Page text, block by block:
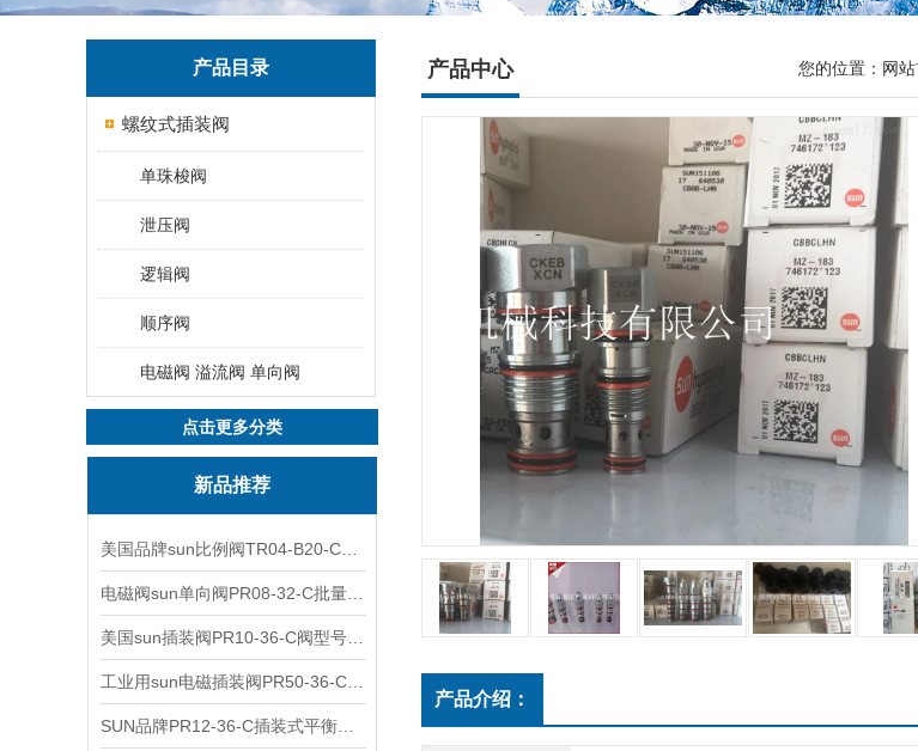
产品目录
螺纹式插装阀
单珠梭阀
泄压阀
逻辑阀
顺序阀
电磁阀 溢流阀 单向阀
点击更多分类
新品推荐
产品中心 您的位置： 网
产品介绍：